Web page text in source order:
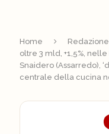
Home Redazione
oltre 3 mld, +1,5%,
Snaidero (Assarredo),
centrale della cucina